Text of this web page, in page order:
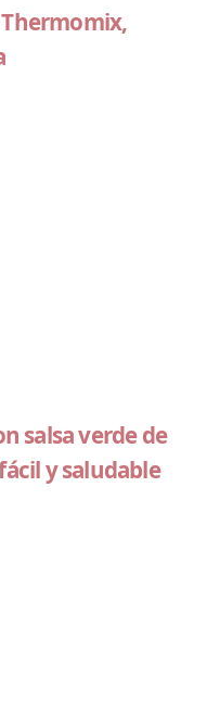
salsa verde de
y saludable